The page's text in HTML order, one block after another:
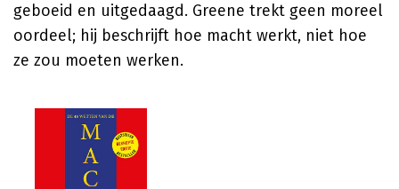
geboeid en uitgedaagd. Greene trekt geen moreel
oordeel; hij beschrijft hoe macht werkt, niet hoe
ze zou moeten werken.